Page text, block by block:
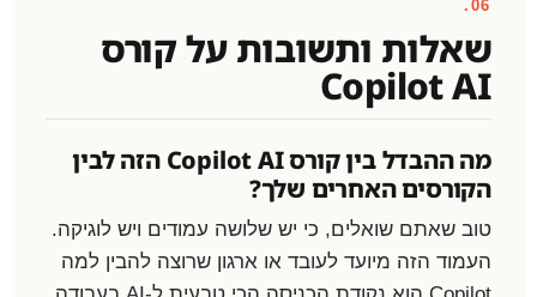
06.
שאלות ותשובות על קורס
Copilot AI
מה ההבדל בין קורס Copilot AI הזה לבין
הקורסים האחרים שלך?
טוב שאתם שואלים, כי יש שלושה עמודים ויש לוגיקה.
העמוד הזה מיועד לעובד או ארגון שרוצה להבין למה